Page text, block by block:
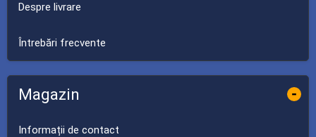
Despre livrare
Întrebări frecvente
Magazin -
Informații de contact